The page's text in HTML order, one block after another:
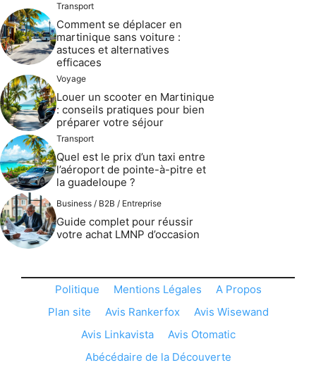
Transport
Comment se déplacer en
martinique sans voiture :
astuces et alternatives
efficaces
Voyage
Louer un scooter en Martinique
: conseils pratiques pour bien
préparer votre séjour
Transport
Quel est le prix d’un taxi entre
l’aéroport de pointe-à-pitre et
la guadeloupe ?
Business / B2B / Entreprise
Guide complet pour réussir
votre achat LMNP d’occasion
Politique Mentions Légales
A Propos
Plan site
Avis Rankerfox
Avis Wisewand
Avis Linkavista
Avis Otomatic
Abécédaire de la Découverte